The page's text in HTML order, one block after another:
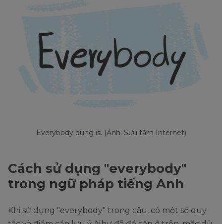
Everybody dùng is. (Ảnh: Sưu tầm Internet)
Cách sử dụng "everybody"
trong ngữ pháp tiếng Anh
Khi sử dụng "everybody" trong câu, có một số quy